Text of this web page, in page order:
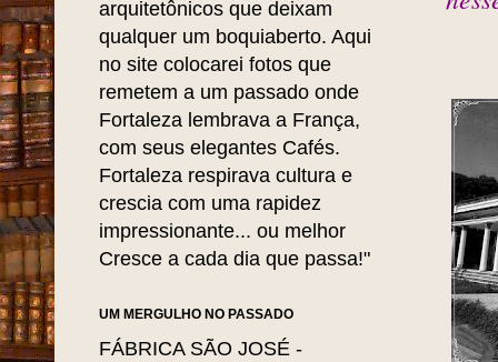
arquitetônicos que deixam
qualquer um boquiaberto. Aqui
no site colocarei fotos que
remetem a um passado onde
Fortaleza lembrava a França,
com seus elegantes Cafés.
Fortaleza respirava cultura e
crescia com uma rapidez
impressionante... ou melhor
Cresce a cada dia que passa!"
UM MERGULHO NO PASSADO
FÁBRICA SÃO JOSÉ -